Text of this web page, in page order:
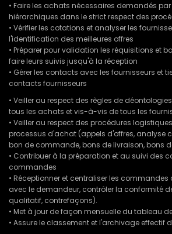
• Faire les achats nécessaires demandés par
hiérarchiques dans le strict respect des
• Vérifier les cotations et analyser les
l'identification des meilleures offres
• Préparer pour validation les réquisitions et
faire leurs suivis jusqu'à la réception
• Gérer les contacts avec les fournisseurs et
contacts fournisseurs
• Veiller au respect des règles de
tous les achats et vis-à-vis de tous les
• Veiller au respect des procédures
processus d'achat (appels d'offres, analyse
bon de commande, bons de livraison, bons
• Contribuer à la préparation et au suivi des
commandes
• Réceptionner et centraliser les commandes
avec le demandeur, contrôler la conformité
qualitatif, contrefaçons).
• Met à jour de façon mensuelle du tableau
• Assure le classement et l'archivage effectif